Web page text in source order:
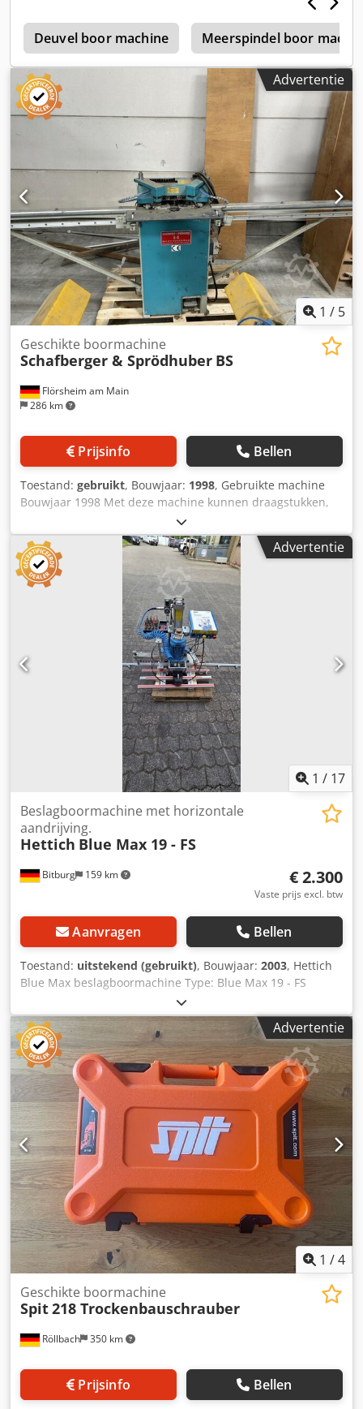
Motor: 1,5 kW Gewicht ca. 100 kg Afmetingen: 3.130 x 1.060
x 710 mm Beschikbaarheid: korte termijn Opslaglocatie:
Flörsheim Cjdpfx Aozlbrcja Djha
Deuvel boor machine Meerspindel boor
Advertentie
1 / 5
Flörsheim am Main
286 km
Geschikte boormachine
Schafberger & Sprödhuber BS
Prijsinfo Bellen
Toestand: gebruikt, Bouwjaar: 1998, Gebruikte machine
Bouwjaar 1998 Met deze machine kunnen draagstukken,
kopstukken en oliegaten in losse of gelijmde raamkozijnen
worden geboord. De meting vindt plaats op de groef; de 8
aanslagen voor draagstukken en kopstukken, evenals voor
vulhout en hoekstukken, worden automatisch ingeschakeld
nadat het hout is geplaatst. De machine heeft een
automatisch programma, met elektrische besturing voor
de boormotoren, geactiveerd door een
veiligheidsvoetpedaal. Cedpozk Nzpefx Aa Djha
Pneumatische aansluiting R 1/4, 5-6 bar Afzuigsnelheid 25
m/s Diameter afzuigstuk 120 mm Elektrische aansluiting
0,75 kW Benodigde ruimte 2950 x 650 x 1100 mm
Beschikbaarheid: op korte termijn Opslaglocatie: Flörsheim
Advertentie
1 / 17
Bitburg 159 km
Beslagboormachine met horizontale
aandrijving.
Hettich Blue Max 19 - FS
€ 2.300
Vaste prijs excl. btw
Aanvragen Bellen
Toestand: uitstekend (gebruikt), Bouwjaar: 2003, Hettich
Blue Max beslagboormachine Type: Blue Max 19 - FS
Aantal spindels rijboring: 11 Aantal spindels horizontaal: 5
Scharnierboorkop: ja Boorafstand: 32 mm Aandrukker: ja /
pneumatisch Vermogensopname: 2,2 kW Aanslagslatten
Accessoires: veel boren (zie foto's) Cjdpszhx D Ujfx Aa Doha
Locatie: direct uit voorraad 54634 Bitburg - direct
beschikbaar -
Advertentie
1 /4
Röllbach 350 km
Geschikte boormachine
Spit218 Trockenbauschrauber
Prijsinfo Bellen